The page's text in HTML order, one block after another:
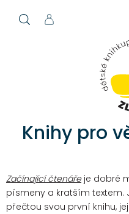
Knihy pro
Začínající čtenářeje dobré
písmeny a kratším textem.
přečtou svou první knihu,